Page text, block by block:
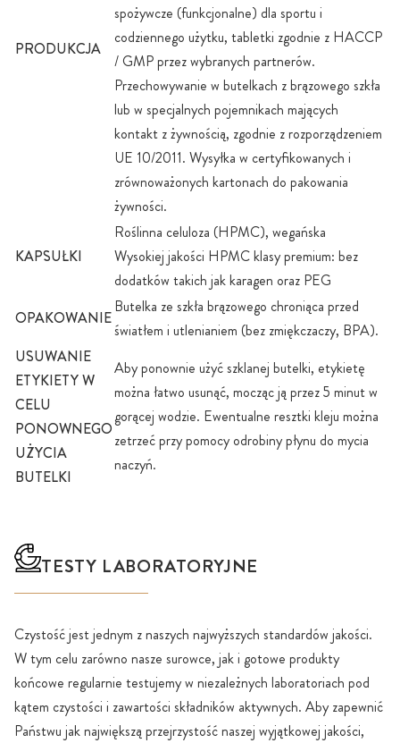
PRODUKCJA
spożywcze (funkcjonalne) dla sportu i
codziennego użytku, tabletki zgodnie z HACCP
/ GMP przez wybranych partnerów.
Przechowywanie w butelkach z brązowego szkła
lub w specjalnych pojemnikach mających
kontakt z żywnością, zgodnie z rozporządzeniem
UE 10/2011. Wysyłka w certyfikowanych i
zrównoważonych kartonach do pakowania
żywności.
KAPSUŁKI
Roślinna celuloza (HPMC), wegańska
Wysokiej jakości HPMC klasy premium: bez
dodatków takich jak karagen oraz PEG
OPAKOWANIE
Butelka ze szkła brązowego chroniąca przed
światłem i utlenianiem (bez zmiękczaczy, BPA).
USUWANIE
ETYKIETY W
CELU
PONOWNEGO
UŻYCIA
BUTELKI
Aby ponownie użyć szklanej butelki, etykietę
można łatwo usunąć, mocząc ją przez 5 minut w
gorącej wodzie. Ewentualne resztki kleju można
zetrzeć przy pomocy odrobiny płynu do mycia
naczyń.
TESTY LABORATORYJNE
Czystość jest jednym z naszych najwyższych standardów jakości.
W tym celu zarówno nasze surowce, jak i gotowe produkty
końcowe regularnie testujemy w niezależnych laboratoriach pod
kątem czystości i zawartości składników aktywnych. Aby zapewnić
Państwu jak największą przejrzystość naszej wyjątkowej jakości,